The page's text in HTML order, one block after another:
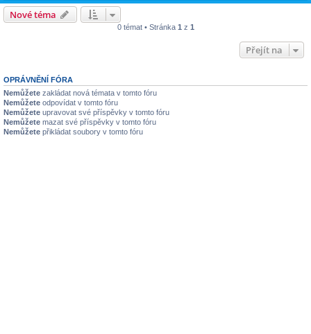
Nové téma
0 témat • Stránka 1 z 1
Přejít na
OPRÁVNĚNÍ FÓRA
Nemůžete zakládat nová témata v tomto fóru
Nemůžete odpovídat v tomto fóru
Nemůžete upravovat své příspěvky v tomto fóru
Nemůžete mazat své příspěvky v tomto fóru
Nemůžete přikládat soubory v tomto fóru